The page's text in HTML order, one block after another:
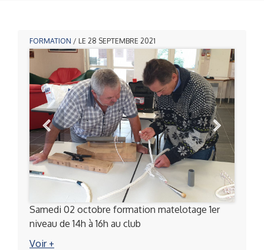
FORMATION / LE 28 SEPTEMBRE 2021
Samedi 02 octobre formation matelotage 1er
niveau de 14h à 16h au club
Voir +